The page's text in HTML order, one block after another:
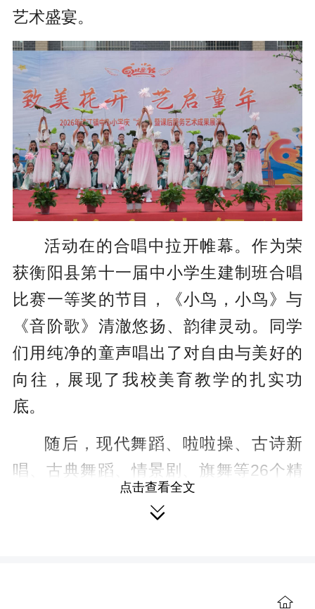
艺术盛宴。
活动在的合唱中拉开帷幕。作为荣
获衡阳县第十一届中小学生建制班合唱
比赛一等奖的节目，《小鸟，小鸟》与
《音阶歌》清澈悠扬、韵律灵动。同学
们用纯净的童声唱出了对自由与美好的
向往，展现了我校美育教学的扎实功
底。
随后，现代舞蹈、啦啦操、古诗新
唱、古典舞蹈、情景剧、旗舞等26个精
彩节目轮番登场，形式多样、内容丰
富，充分体现了学校课后服务的丰硕成
点击查看全文
